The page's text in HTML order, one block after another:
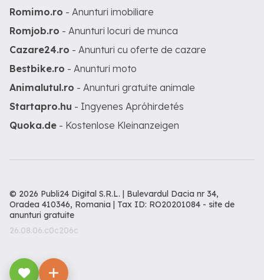
Romimo.ro - Anunturi imobiliare
Romjob.ro - Anunturi locuri de munca
Cazare24.ro - Anunturi cu oferte de cazare
Bestbike.ro - Anunturi moto
Animalutul.ro - Anunturi gratuite animale
Startapro.hu - Ingyenes Apróhirdetés
Quoka.de - Kostenlose Kleinanzeigen
© 2026 Publi24 Digital S.R.L. | Bulevardul Dacia nr 34,
Oradea 410346, Romania | Tax ID: RO20201084 - site de
anunturi gratuite
26.08.06.c0c206c